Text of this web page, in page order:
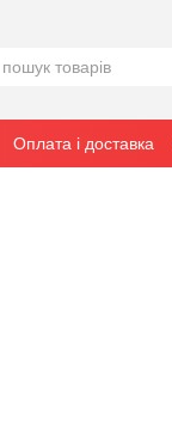
Оплата і доставка